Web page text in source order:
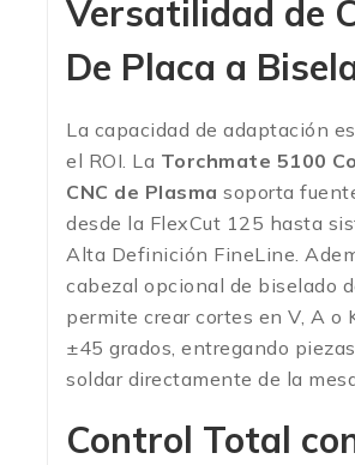
Versatilidad de
De Placa a
La capacidad de adaptación
el ROI. La Torchmate 5100
CNC de Plasma soporta
desde la FlexCut 125 hasta
Alta Definición FineLine.
cabezal opcional de biselado
permite crear cortes en V, A o
±45 grados, entregando
soldar directamente de la
Control Total